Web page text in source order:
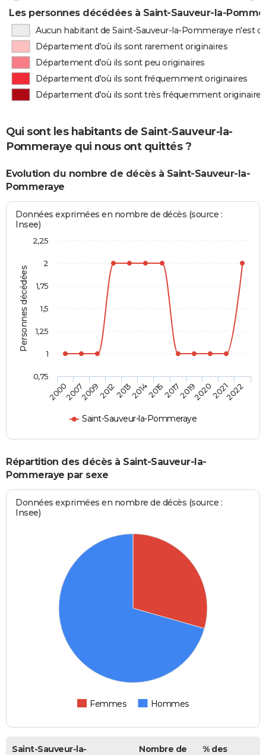
Les personnes décédées à Saint-Sauveur-la-
Aucun habitant de Saint-Sauveur-la-Pommeraye n'est
Département d'où ils sont rarement originaires
Département d'où ils sont peu originaires
Département d'où ils sont fréquemment originaires
Département d'où ils sont très fréquemment originaires
Qui sont les habitants de Saint-Sauveur-la-
Pommeraye qui nous ont quittés ?
Evolution du nombre de décès à Saint-Sauveur-la-
Pommeraye
Personnes décédées
Données exprimées en nombre de décès (source :
Insee)
Saint-Sauveur-la-Pommeraye
200020072009201220132014201520172019202020212022
0,75
1
1,25
1,5
1,75
2
2,25
Répartition des décès à Saint-Sauveur-la-
Pommeraye par sexe
Données exprimées en nombre de décès (source :
Insee)
Femmes Hommes
Saint-Sauveur-la-
Nombre de
% des